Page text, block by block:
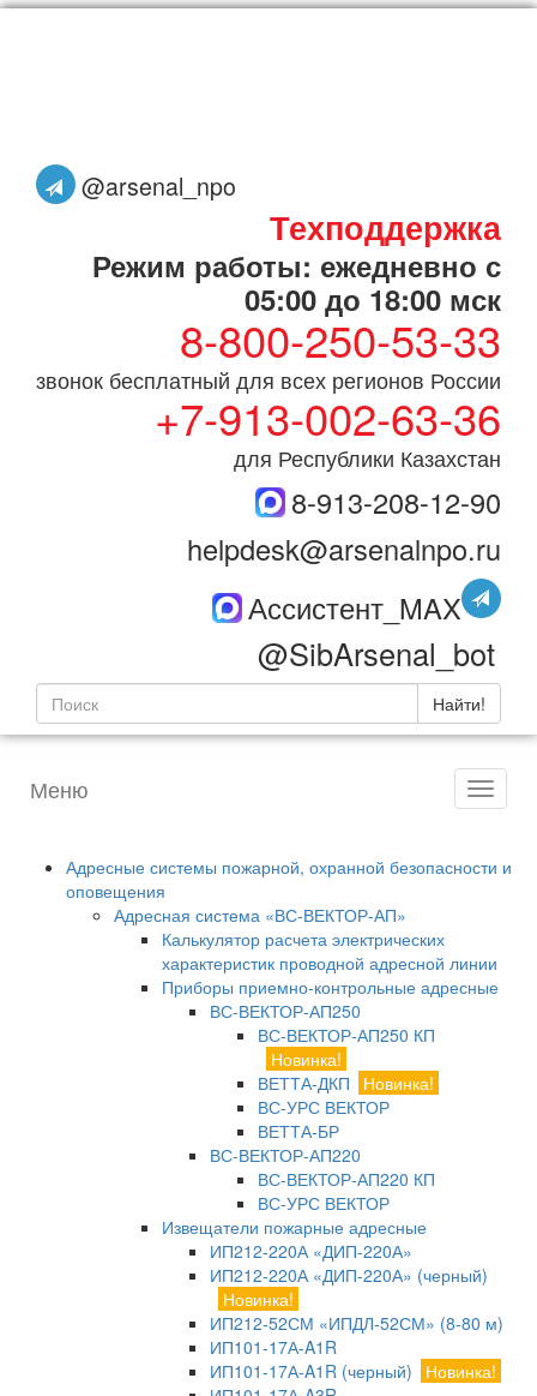
@arsenal_npo
Техподдержка
Режим работы: ежедневно с
05:00 до 18:00 мск
8-800-250-53-33
звонок бесплатный для всех регионов России
+7-913-002-63-36
для Республики Казахстан
8-913-208-12-90
helpdesk@arsenalnpo.ru
Ассистент_MAX
@SibArsenal_bot
Найти!
Меню
Адресные системы пожарной, охранной безопасности и
оповещения
Адресная система «ВС-ВЕКТОР-АП»
Калькулятор расчета электрических
характеристик проводной адресной линии
Приборы приемно-контрольные адресные
ВС-ВЕКТОР-АП250
ВС-ВЕКТОР-АП250 КП
Новинка!
ВЕТТА-ДКП
Новинка!
ВС-УРС ВЕКТОР
ВЕТТА-БР
ВС-ВЕКТОР-АП220
ВС-ВЕКТОР-АП220 КП
ВС-УРС ВЕКТОР
Извещатели пожарные адресные
ИП212-220А «ДИП-220А»
ИП212-220А «ДИП-220А» (черный)
Новинка!
ИП212-52СМ «ИПДЛ-52СМ» (8-80 м)
ИП101-17А-A1R
ИП101-17А-A1R (черный)
Новинка!